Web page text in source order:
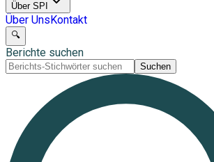
Über SPI
Über UnsKontakt
🔍
Berichte suchen
Suchen